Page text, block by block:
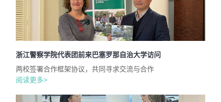
浙江警察学院代表团前来巴塞罗那自治大学访问
两校签署合作框架协议，共同寻求交流与合作
阅读更多>